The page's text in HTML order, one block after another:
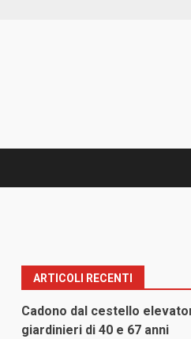
ARTICOLI RECENTI
Cadono dal cestello
giardinieri di 40 e 67 anni